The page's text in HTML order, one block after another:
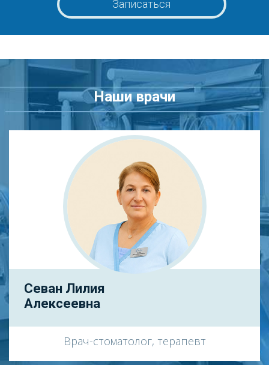
Наши врачи
Севан Лилия
Алексеевна
Врач-стоматолог, терапевт